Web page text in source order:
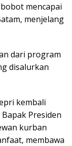
mencapai
menjelang
dari program
disalurkan
kembali
Presiden
kurban
membawa